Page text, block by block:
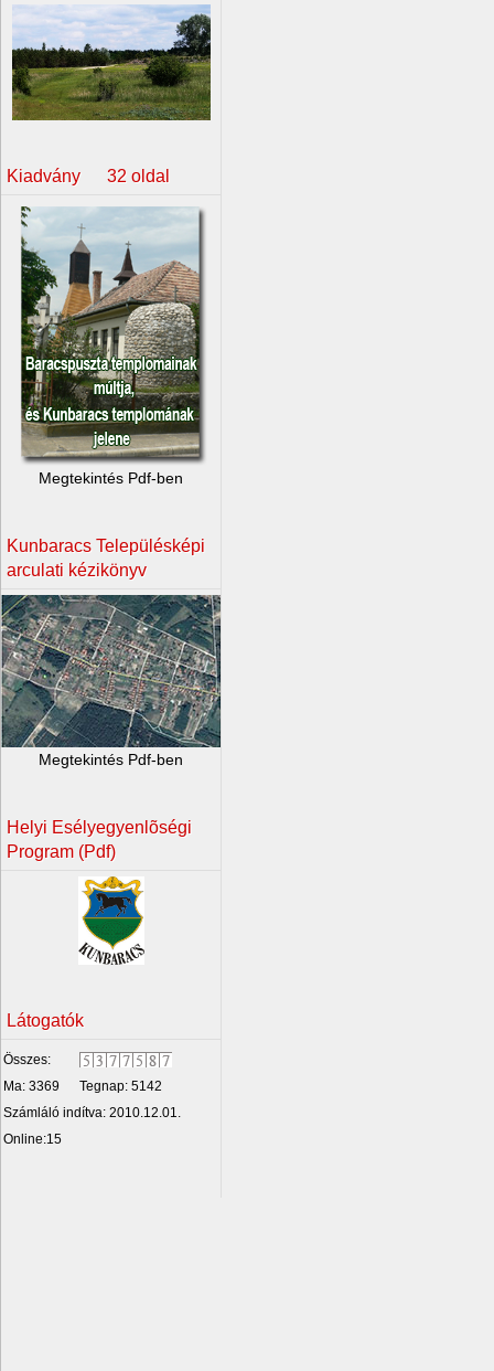
Kiadvány 32 oldal
Megtekintés Pdf-ben
Kunbaracs Településképi
arculati kézikönyv
Megtekintés Pdf-ben
Helyi Esélyegyenlõségi
Program (Pdf)
Látogatók
Összes:
Ma: 3369
Tegnap: 5142
Számláló indítva: 2010.12.01.
Online:15